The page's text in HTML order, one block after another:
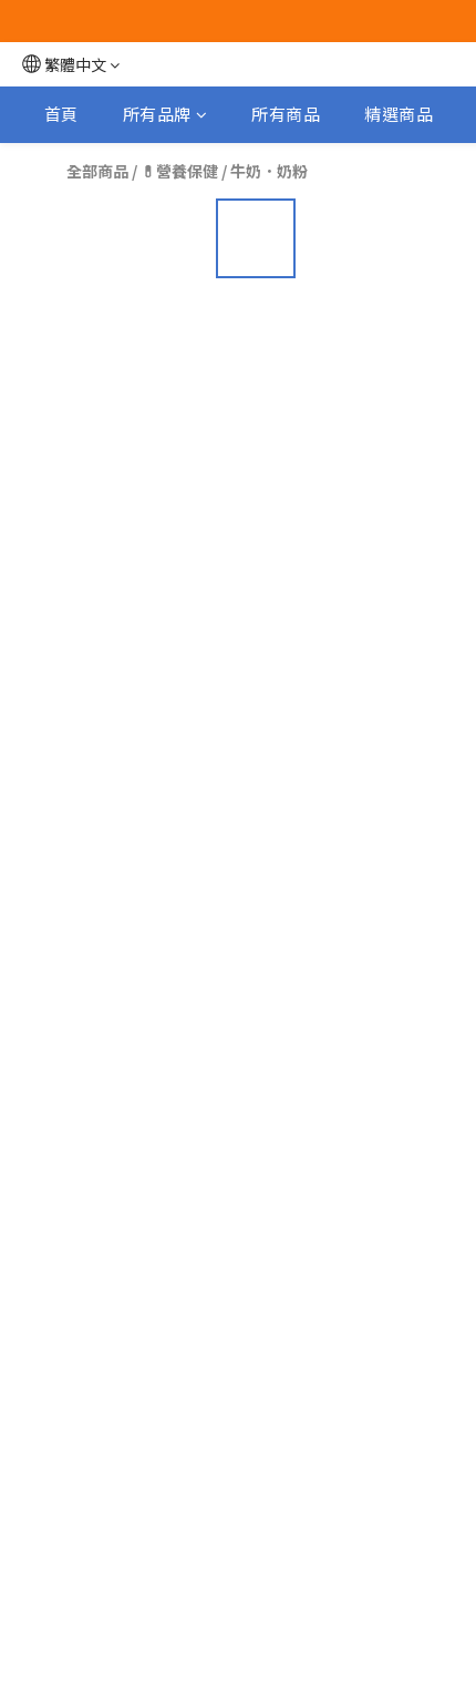
繁體中文
首頁 所有品牌 所有商品 精選商品
全部商品 / 💊營養保健 /牛奶．奶粉